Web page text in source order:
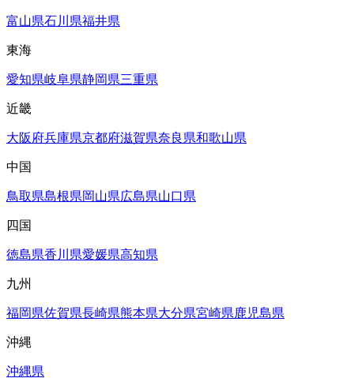
富山県石川県福井県
東海
愛知県岐阜県静岡県三重県
近畿
大阪府兵庫県京都府滋賀県奈良県和歌山県
中国
鳥取県島根県岡山県広島県山口県
四国
徳島県香川県愛媛県高知県
九州
福岡県佐賀県長崎県熊本県大分県宮崎県鹿児島県
沖縄
沖縄県